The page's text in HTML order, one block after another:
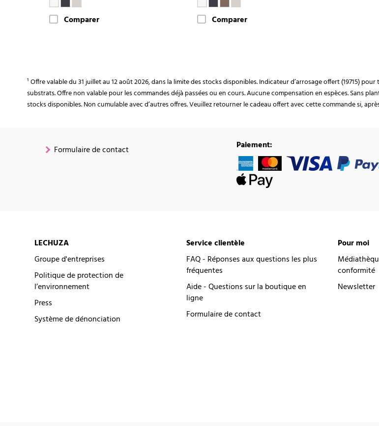
Comparer Comparer
¹ Offre valable du 31 juillet au 12 août 2026, dans la limite des stocks disponibles. Indicateur d’arrosage offert (19715)
substrats. Offre non valable pour les commandes déjà passées ou en cours. Aucune compensation en espèces. Sans
stocks disponibles. Non cumulable avec d’autres offres. Veuillez retourner le cadeau offert avec cette commande si,
Formulaire de contact Paiement:
LECHUZA
Groupe d'entreprises
Politique de protection de
l’environnement
Press
Système de dénonciation
Service clientèle
FAQ - Réponses aux questions les plus
fréquentes
Aide - Questions sur la boutique en
ligne
Formulaire de contact
Pour moi
conformité
Newsletter